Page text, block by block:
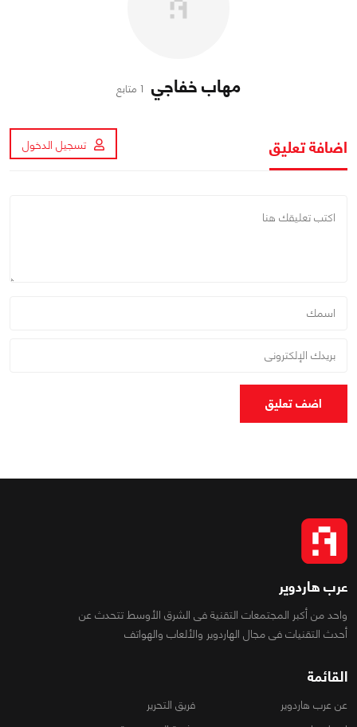
مهاب خفاجي 1 متابع
اضافة تعليق تسجيل الدخول
اضف تعليق
عرب هاردوير
واحد من أكبر المجتمعات التقنية فى الشرق الأوسط تتحدث عن
أحدث التقنيات فى مجال الهاردوير والألعاب والهواتف
القائمة
عن عرب هاردوير
فريق التحرير